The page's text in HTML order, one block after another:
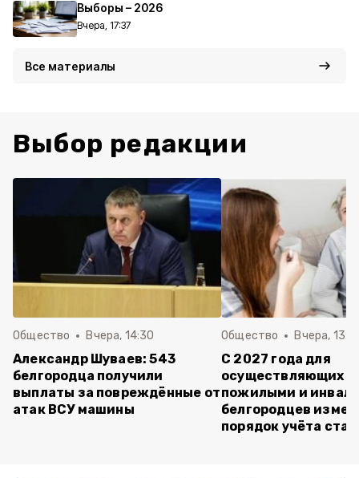
Выборы – 2026
Вчера, 17:37
Все материалы
Выбор редакции
Общество Вчера, 14:30
Александр Шуваев: 543
белгородца получили
выплаты за повреждённые от
атак ВСУ машины
Общество Вчера,
С 2027 года для
осуществляющих
пожилыми и
белгородцев
порядок учёта ста